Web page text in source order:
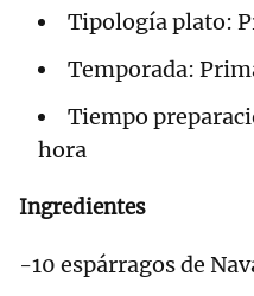
Tipología plato:
Temporada:
Tiempo
hora
Ingredientes
-10 espárragos de